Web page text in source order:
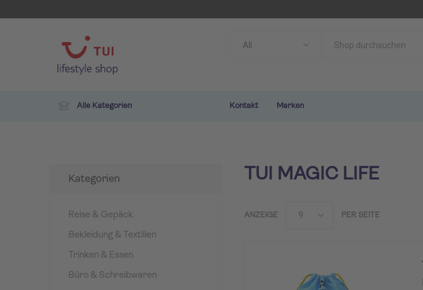
Alle Kategorien Kontakt Marken
TUI MAGIC LIFE
ANZEIGE PER SEITE
Kategorien
Reise & Gepäck
Bekleidung & Textilien
Trinken & Essen
Büro & Schreibwaren